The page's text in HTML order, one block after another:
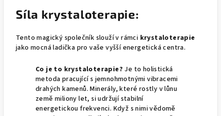
Síla krystaloterapie:
Tento magický společník slouží v rámci krystaloterapie
jako mocná ladička pro vaše vyšší energetická centra.
Co je to krystaloterapie? Je to holistická
metoda pracující s jemnohmotnými vibracemi
drahých kamenů. Minerály, které rostly v lůnu
země miliony let, si udržují stabilní
energetickou frekvenci. Když s nimi vědomě